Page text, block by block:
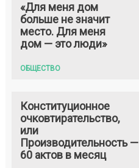
«Для меня дом
больше не значит
место. Для меня
дом — это люди»
ОБЩЕСТВО
Конституционное
очковтирательство,
или
Производительность —
60 актов в месяц